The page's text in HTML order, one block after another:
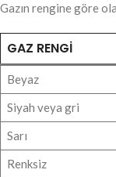
Gazın rengine göre
GAZ RENGI
Beyaz
Siyah veya gri
Sarı
Renksiz